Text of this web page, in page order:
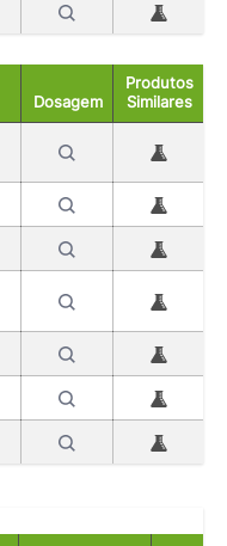
Dosagem
Produtos
Similares